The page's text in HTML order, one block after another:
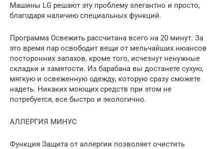
Машины LG решают эту проблему элегантно и просто,
благодаря наличию специальных функций.
Программа Освежить рассчитана всего на 20 минут. За
это время пар освободит вещи от мельчайших нюансов
посторонних запахов, кроме того, исчезнут ненужные
складки и замятости. Из барабана вы достанете сухую,
мягкую и освеженную одежду, которую сразу сможете
надеть. Никаких моющих средств при этом не
потребуется, все быстро и экологично.
АЛЛЕРГИЯ МИНУС
Функция Защита от аллергии позволяет очистить